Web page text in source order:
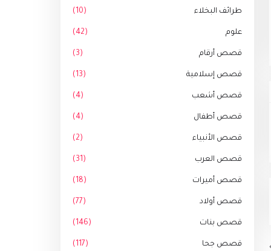
طرائف البخلاء (10)
علوم (42)
قصص أرقام (3)
قصص إسلامية (13)
قصص أشعب (4)
قصص أطفال (4)
قصص الأنبياء (2)
قصص العرب (31)
قصص أميرات (18)
قصص أولاد (77)
قصص بنات (146)
قصص جحا (117)